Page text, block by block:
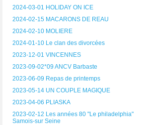
2024-03-01 HOLIDAY ON ICE
2024-02-15 MACARONS DE REAU
2024-02-10 MOLIERE
2024-01-10 Le clan des divorcées
2023-12-01 VINCENNES
2023-09-02*09 ANCV Barbaste
2023-06-09 Repas de printemps
2023-05-14 UN COUPLE MAGIQUE
2023-04-06 PLIASKA
2023-02-12 Les années 80 "Le philadelphia"
Samois-sur Seine